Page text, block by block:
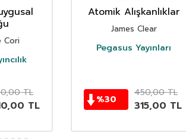
Cori
TL
TL
Atomik Alışkanlıklar
James Clear
Pegasus Yayınları
%30
450,00TL
315,00 TL